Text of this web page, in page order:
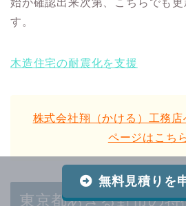
始が確認出来次第、こちらでも更
す。
木造住宅の耐震化を支援
株式会社翔（かける）工務
ページはこち
東京都あきる野市の特
無料見積りを